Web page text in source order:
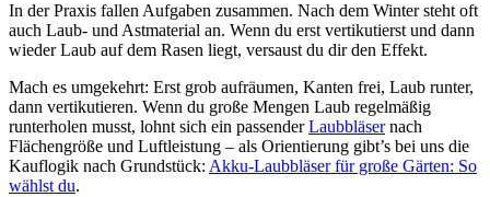
In der Praxis fallen Aufgaben zusammen. Nach dem Winter steht oft
auch Laub- und Astmaterial an. Wenn du erst vertikutierst und dann
wieder Laub auf dem Rasen liegt, versaust du dir den Effekt.
Mach es umgekehrt: Erst grob aufräumen, Kanten frei, Laub runter,
dann vertikutieren. Wenn du große Mengen Laub regelmäßig
runterholen musst, lohnt sich ein passenderLaubbläsernach
Flächengröße und Luftleistung – als Orientierung gibt’s bei uns die
Kauflogik nach Grundstück: Akku-Laubbläser für große Gärten: So
wählst du.